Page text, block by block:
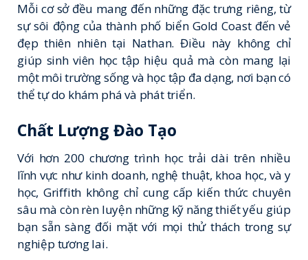
Mỗi cơ sở đều mang đến những đặc trưng riêng, từ
sự sôi động của thành phố biển Gold Coast đến vẻ
đẹp thiên nhiên tại Nathan. Điều này không chỉ
giúp sinh viên học tập hiệu quả mà còn mang lại
một môi trường sống và học tập đa dạng, nơi bạn có
thể tự do khám phá và phát triển.
Chất Lượng Đào Tạo
Với hơn 200 chương trình học trải dài trên nhiều
lĩnh vực như kinh doanh, nghệ thuật, khoa học, và y
học, Griffith không chỉ cung cấp kiến thức chuyên
sâu mà còn rèn luyện những kỹ năng thiết yếu giúp
bạn sẵn sàng đối mặt với mọi thử thách trong sự
nghiệp tương lai.